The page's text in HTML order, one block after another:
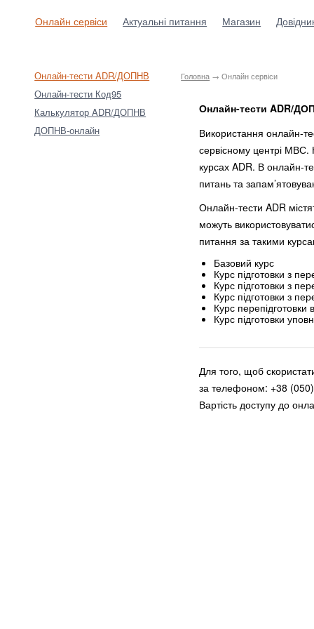
Онлайн сервіси Актуальні питання Магазин
Онлайн-тести ADR/ДОПНВ
Онлайн-тести Код95
Калькулятор ADR/ДОПНВ
ДОПНВ-онлайн
Головна → Онлайн сервіси
Онлайн-тести ADR/
Використання онлайн-
сервісному центрі МВС.
курсах ADR. В онлайн-
питань та
Онлайн-тести ADR
можуть
питання за такими
Базовий курс
Курс підготовки з
Курс підготовки з
Курс підготовки з
Курс перепідготовки
Курс підготовки
Для того, щоб
за телефоном: +38
Вартість доступу до